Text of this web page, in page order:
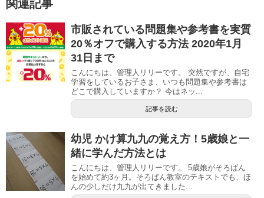
関連記事
市販されている問題集や参考書を実質
20％オフで購入する方法 2020年1月
31日まで
こんにちは、管理人リリーです。 突然ですが、自宅
学習をしているお子さま、いつも問題集や参考書は
どこで購入していますか？ 今はネッ...
記事を読む
幼児 かけ算九九の覚え方！5歳娘と一
緒に学んだ方法とは
こんにちは、管理人リリーです。 5歳娘がそろばん
を始めて約3ヶ月。そろばん教室のテキストでも、ほ
んの少しだけ九九が出てきました...